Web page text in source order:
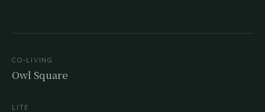
CO-LIVING
Owl Square
LITE